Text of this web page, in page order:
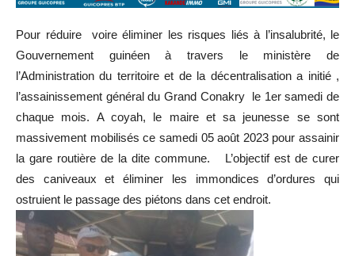
Pour réduire voire éliminer les risques liés à l’insalubrité, le
Gouvernement guinéen à travers le ministère de
l’Administration du territoire et de la décentralisation a initié ,
l’assainissement général du Grand Conakry le 1er samedi de
chaque mois. A coyah, le maire et sa jeunesse se sont
massivement mobilisés ce samedi 05 août 2023 pour assainir
la gare routière de la dite commune. L’objectif est de curer
des caniveaux et éliminer les immondices d’ordures qui
ostruient le passage des piétons dans cet endroit.